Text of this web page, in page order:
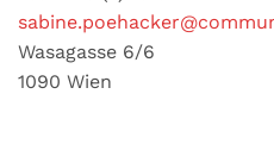
Wasagasse 6/6
1090 Wien